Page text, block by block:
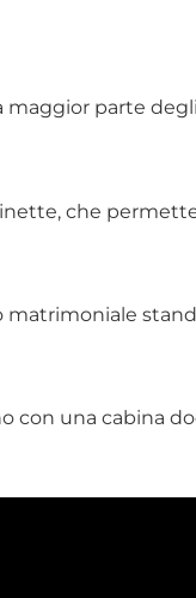
parte
che
con una cabina